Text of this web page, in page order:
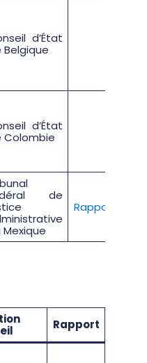
d’État
Belgique
d’État
Colombie
de
Mexique
Rapport
Rapport